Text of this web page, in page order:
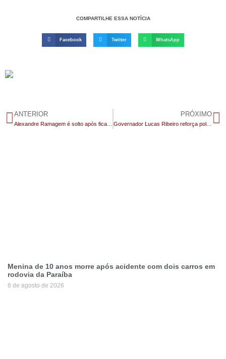
COMPARTILHE ESSA NOTÍCIA
Facebook Twitter WhatsApp
ANTERIOR PRÓXIMO
Menina de 10 anos morre após acidente com dois carros em
rodovia da Paraíba
8 de agosto de 2026